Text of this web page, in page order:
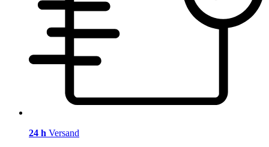
24 h Versand